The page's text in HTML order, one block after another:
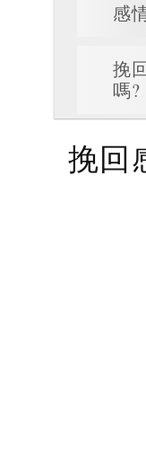
感
挽
嗎?
挽回